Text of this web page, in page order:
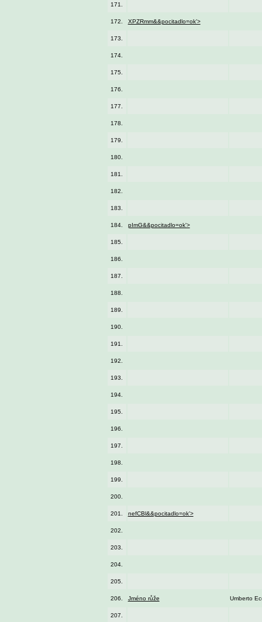
171.
172. XPZRmm&&pocitadlo=ok'>
173.
174.
175.
176.
177.
178.
179.
180.
181.
182.
183.
184. pImG&&pocitadlo=ok'>
185.
186.
187.
188.
189.
190.
191.
192.
193.
194.
195.
196.
197.
198.
199.
200.
201. nefCBl&&pocitadlo=ok'>
202.
203.
204.
205.
206. Jméno růže Umberto
207.